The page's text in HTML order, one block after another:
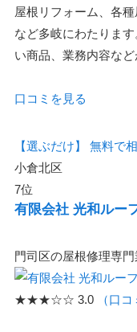
屋根リフォーム、各
など多岐にわたりま
い商品、業務内容など
口コミを見る
【選ぶだけ】
無料で
小倉北区
7位
有限会社 光和ルー
門司区の屋根修理専
★★★☆☆ 3.0 （口コ